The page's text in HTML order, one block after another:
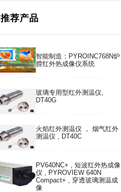
推荐产品
智能制造：PYROINC768N炉
膛红外热成像仪系统
玻璃专用型红外测温仪,
DT40G
火焰红外测温仪 ， 烟气红外
测温仪 , DT40C
PV640NC+ , 短波红外热成像
仪 , PYROVIEW 640N
Compact+ , 穿透玻璃测温成
像